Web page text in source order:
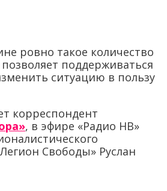
ровно такое количество
поддерживаться
ситуацию в пользу
корреспондент
, в эфире «Радио НВ»
Свободы» Руслан